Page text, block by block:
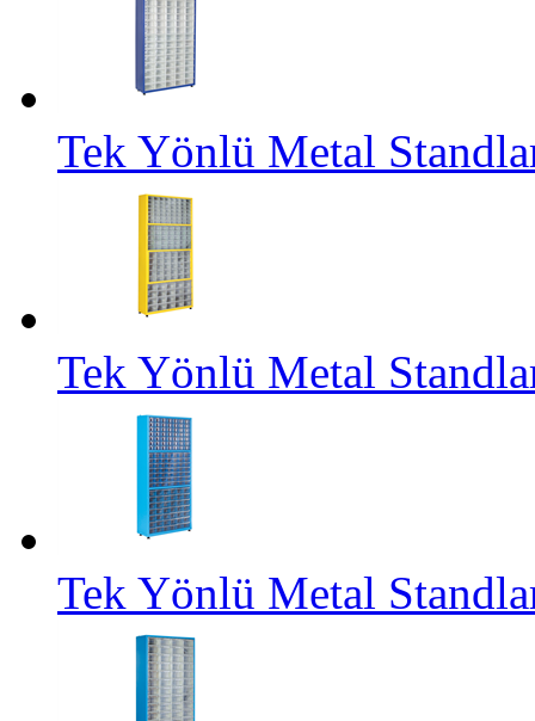
Tek Yönlü Metal
Tek Yönlü Metal
Tek Yönlü Metal